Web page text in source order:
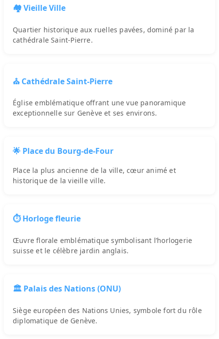
🏘️ Vieille Ville
Quartier historique aux ruelles pavées, dominé par la
cathédrale Saint-Pierre.
⛪ Cathédrale Saint-Pierre
Église emblématique offrant une vue panoramique
exceptionnelle sur Genève et ses environs.
🌟 Place du Bourg-de-Four
Place la plus ancienne de la ville, cœur animé et
historique de la vieille ville.
⏱️ Horloge fleurie
Œuvre florale emblématique symbolisant l’horlogerie
suisse et le célèbre jardin anglais.
🏛️ Palais des Nations (ONU)
Siège européen des Nations Unies, symbole fort du rôle
diplomatique de Genève.